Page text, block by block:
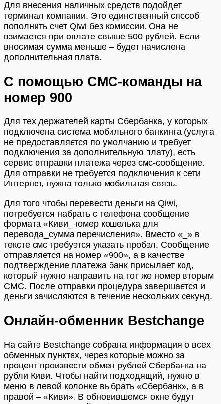
Для внесения наличных средств подойдет
терминал компании. Это единственный способ
пополнить счет Qiwi без комиссии. Она не
взимается при оплате свыше 500 рублей. Если
вносимая сумма меньше – будет начислена
дополнительная плата.
С помощью СМС-команды на
номер 900
Для тех держателей карты Сбербанка, у которых
подключена система мобильного банкинга (услуга
не предоставляется по умолчанию и требует
подключения за дополнительную плату), есть
сервис отправки платежа через смс-сообщение.
Для отправки не требуется подключения к сети
Интернет, нужна только мобильная связь.
Для того чтобы перевести деньги на Qiwi,
потребуется набрать с телефона сообщение
формата «Киви_номер кошелька для
перевода_сумма перечисления». Вместо «_» в
тексте смс требуется указать пробел. Сообщение
отправляется на номер «900», а в качестве
подтверждение платежа банк присылает код,
который нужно направить на тот же номер вторым
СМС. После отправки процедура завершается и
деньги зачисляются в течение нескольких секунд.
Онлайн-обменник Bestchange
На сайте Bestchange собрана информация о всех
обменных пунктах, через которые можно за
процент произвести обмен рублей Сбербанка на
рубли Киви. Чтобы найти подходящий, нужно в
меню в левой колонке выбрать «Сбербанк», а в
правой – «Киви». В обновившемся окне будут